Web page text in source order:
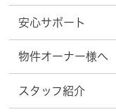
安心サポート
物件オーナー様へ
スタッフ紹介